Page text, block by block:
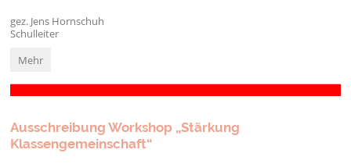
gez. Jens Hornschuh
Schulleiter
Einladung
Elternsprechtag
März
2026:
Mehr
Ausschreibung Workshop „Stärkung
Klassengemeinschaft“